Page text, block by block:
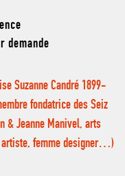
demande
Suzanne Candré 1899-
fondatrice des Seiz
& Jeanne Manivel, arts
artiste, femme designer…)